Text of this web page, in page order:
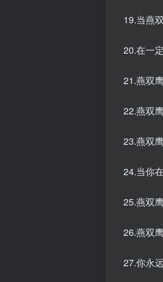
19.当燕
20.在一
21.燕双
22.燕双
23.燕双
24.当你
25.燕双
26.燕双
27.你永